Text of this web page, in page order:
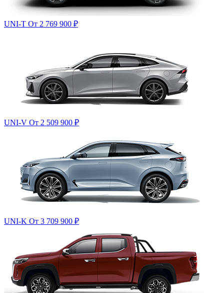
UNI-T От 2 769 900 ₽
UNI-V От 2 509 900 ₽
UNI-K От 3 709 900 ₽